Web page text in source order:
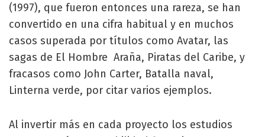
(1997), que fueron entonces una rareza, se han
convertido en una cifra habitual y en muchos
casos superada por títulos como Avatar, las
sagas de El Hombre Araña, Piratas del Caribe, y
fracasos como John Carter, Batalla naval,
Linterna verde, por citar varios ejemplos.
Al invertir más en cada proyecto los estudios